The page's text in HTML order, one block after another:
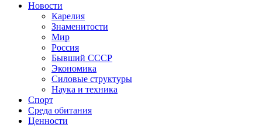
Новости
Карелия
Знаменитости
Мир
Россия
Бывший СССР
Экономика
Силовые структуры
Наука и техника
Спорт
Среда обитания
Ценности